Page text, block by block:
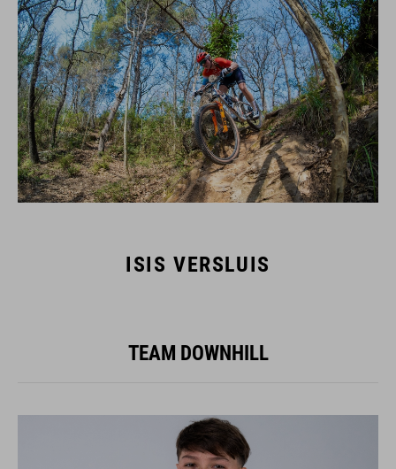
ISIS VERSLUIS
TEAM DOWNHILL